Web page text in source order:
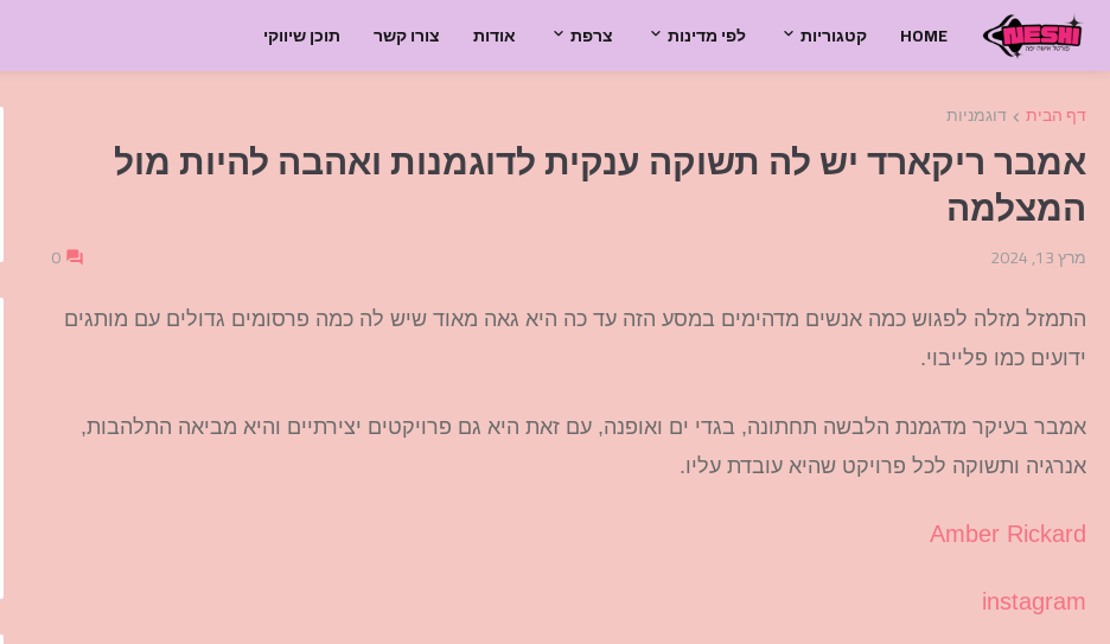
HOME קטגוריות לפי מדינות צרפת אודות צורו קשר תוכן שיווקי
דף הבית דוגמניות
אמבר ריקארד יש לה תשוקה ענקית לדוגמנות ואהבה להיות מול
המצלמה
מרץ 13, 2024 0
התמזל מזלה לפגוש כמה אנשים מדהימים במסע הזה עד כה היא גאה מאוד שיש לה כמה פרסומים גדולים עם מותגים
ידועים כמו פלייבוי.
אמבר בעיקר מדגמנת הלבשה תחתונה, בגדי ים ואופנה, עם זאת היא גם פרויקטים יצירתיים והיא מביאה התלהבות,
אנרגיה ותשוקה לכל פרויקט שהיא עובדת עליו.
Amber Rickard
instagram